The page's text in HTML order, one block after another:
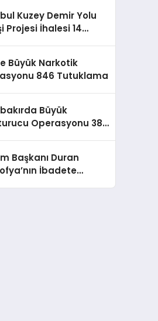
Kuzey Demir Yolu
Projesi İhalesi 14
Büyük Narkotik
846 Tutuklama
Büyük
Operasyonu 387
Başkanı Duran
İbadete